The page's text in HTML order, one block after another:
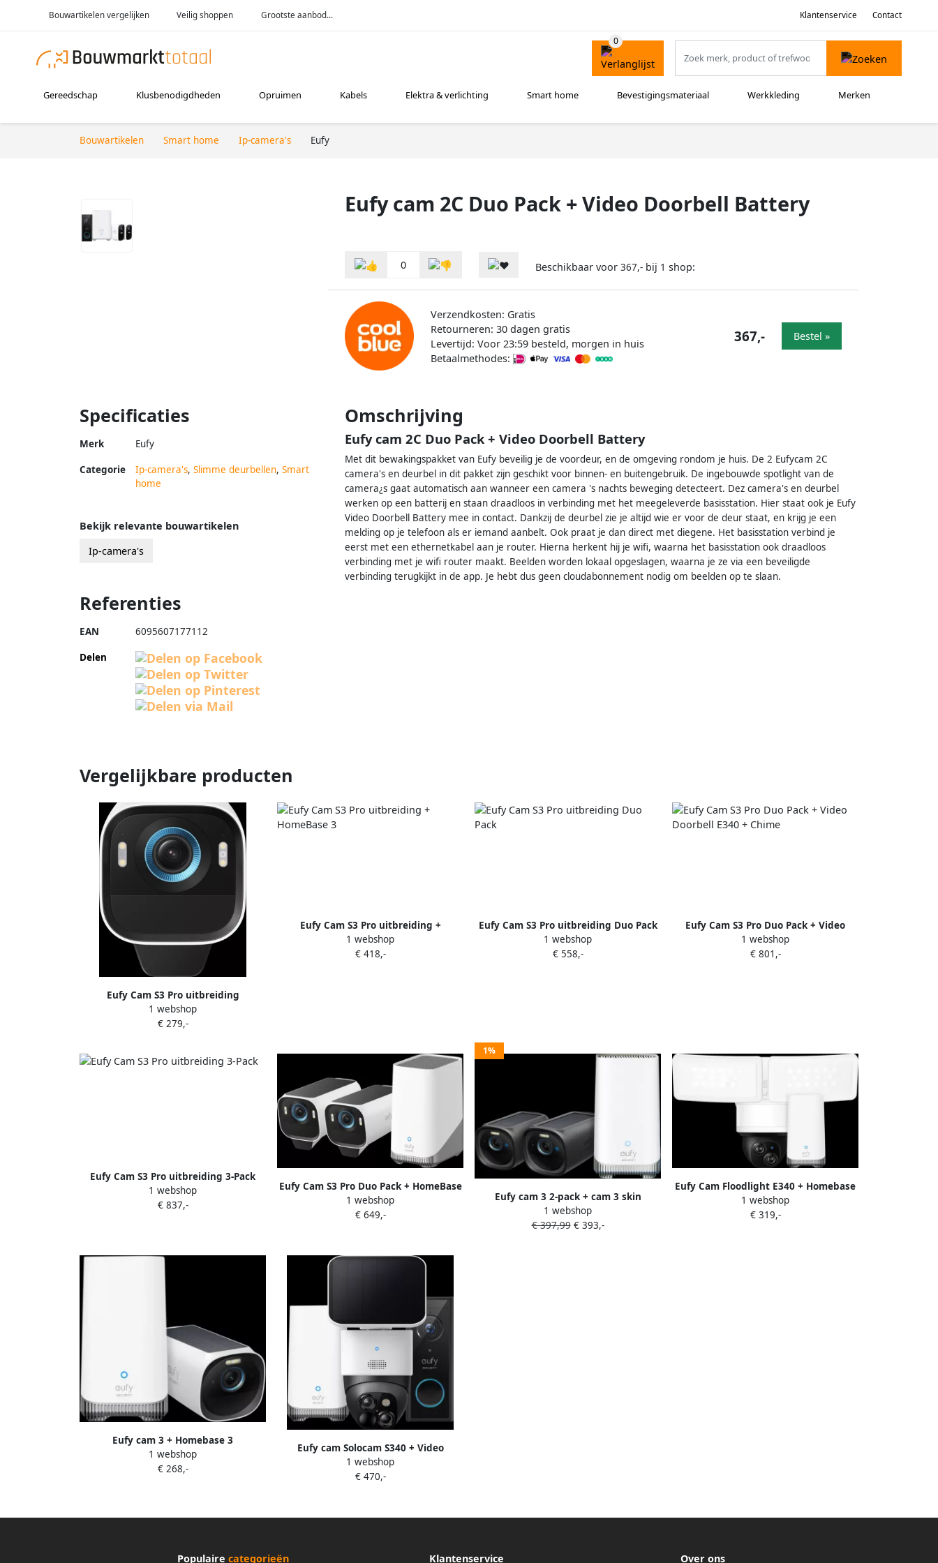
Bouwartikelen vergelijken Veilig shoppen Grootste aanbod... Klantenservice Contact
Gereedschap Klusbenodigdheden Opruimen Kabels Elektra & verlichting Smart home Bevestigingsmateriaal Werkkleding Merken
Bouwartikelen Smart home Ip-camera's Eufy
Eufy cam 2C Duo Pack + Video Doorbell Battery
0 Beschikbaar voor 367,- bij 1 shop:
Verzendkosten: Gratis
Retourneren: 30 dagen gratis
Levertijd: Voor 23:59 besteld, morgen in huis
Betaalmethodes:
367,- Bestel »
Specificaties
Merk Eufy
Categorie Ip-camera's, Slimme deurbellen, Smart
home
Omschrijving
Eufy cam 2C Duo Pack + Video Doorbell Battery
Met dit bewakingspakket van Eufy beveilig je de voordeur, en de omgeving rondom je huis. De 2 Eufycam 2C
camera's en deurbel in dit pakket zijn geschikt voor binnen- en buitengebruik. De ingebouwde spotlight van de
camera¿s gaat automatisch aan wanneer een camera 's nachts beweging detecteert. Dez camera's en deurbel
werken op een batterij en staan draadloos in verbinding met het meegeleverde basisstation. Hier staat ook je Eufy
Video Doorbell Battery mee in contact. Dankzij de deurbel zie je altijd wie er voor de deur staat, en krijg je een
melding op je telefoon als er iemand aanbelt. Ook praat je dan direct met diegene. Het basisstation verbind je
eerst met een ethernetkabel aan je router. Hierna herkent hij je wifi, waarna het basisstation ook draadloos
verbinding met je wifi router maakt. Beelden worden lokaal opgeslagen, waarna je ze via een beveiligde
verbinding terugkijkt in de app. Je hebt dus geen cloudabonnement nodig om beelden op te slaan.
Bekijk relevante bouwartikelen
Ip-camera's
Referenties
EAN 6095607177112
Delen
Vergelijkbare producten
Eufy Cam S3 Pro uitbreiding
1 webshop
€ 279,-
Eufy Cam S3 Pro uitbreiding +
HomeBase 3
1 webshop
€ 418,-
Eufy Cam S3 Pro uitbreiding Duo Pack
1 webshop
€ 558,-
Eufy Cam S3 Pro Duo Pack + Video
Doorbell E340 + Chime
1 webshop
€ 801,-
Eufy Cam S3 Pro uitbreiding 3-Pack
1 webshop
€ 837,-
Eufy Cam S3 Pro Duo Pack + HomeBase
3
1 webshop
€ 649,-
1%
Eufy cam 3 2-pack + cam 3 skin
1 webshop
€ 397,99€ 393,-
Eufy Cam Floodlight E340 + Homebase
3
1 webshop
€ 319,-
Eufy cam 3 + Homebase 3
1 webshop
€ 268,-
Eufy cam Solocam S340 + Video
Doorbell E340 + Homebase 3
1 webshop
€ 470,-
Populaire categorieën Klantenservice Over ons